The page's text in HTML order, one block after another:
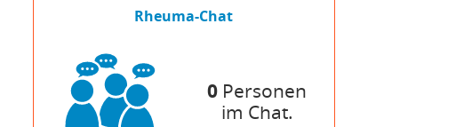
Rheuma-Chat
0 Personen
im Chat.